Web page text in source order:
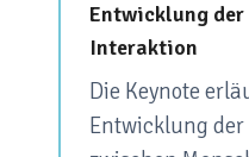
Entwicklung der
Interaktion
Die Keynote
Entwicklung